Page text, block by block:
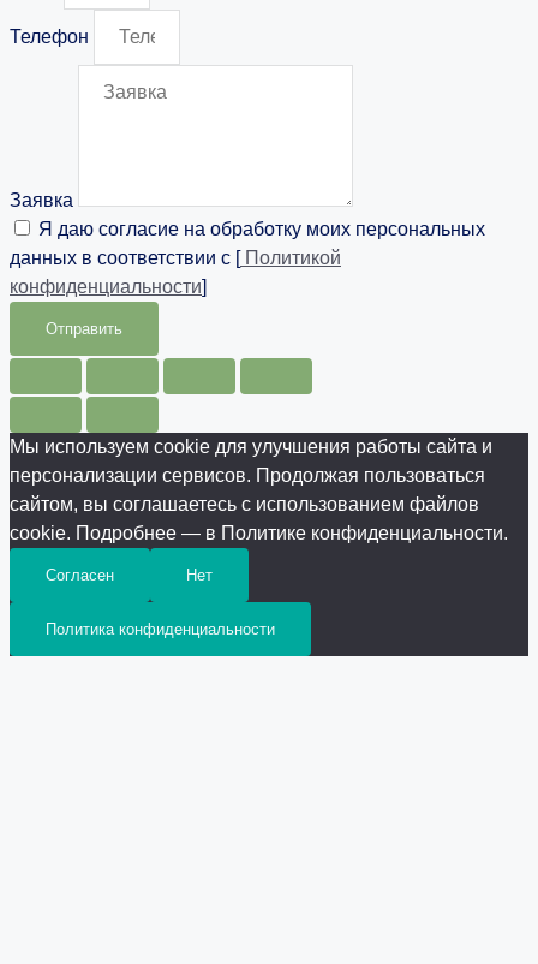
Телефон
Заявка
Я даю согласие на обработку моих персональных
данных в соответствии с [Политикой
конфиденциальности]
Отправить
Мы используем cookie для улучшения работы сайта и
персонализации сервисов. Продолжая пользоваться
сайтом, вы соглашаетесь с использованием файлов
cookie. Подробнее — в Политике конфиденциальности.
Согласен Нет
Политика конфиденциальности